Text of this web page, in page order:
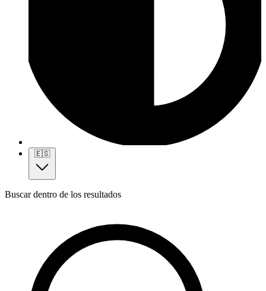
🇪🇸
Buscar dentro de los resultados